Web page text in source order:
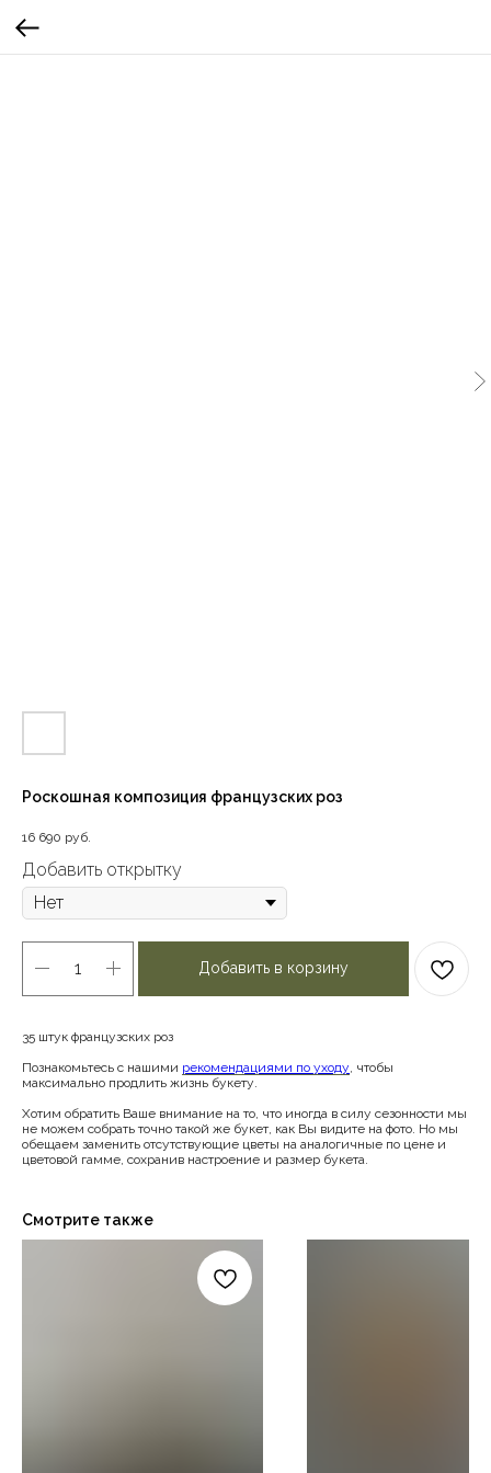
Роскошная композиция французских роз
16 690 руб.
Добавить открытку
Добавить в корзину
35 штук французских роз
Познакомьтесь с нашими рекомендациями по уходу , чтобы
максимально продлить жизнь букету.
Хотим обратить Ваше внимание на то, что иногда в силу сезонности мы
не можем собрать точно такой же букет, как Вы видите на фото. Но мы
обещаем заменить отсутствующие цветы на аналогичные по цене и
цветовой гамме, сохранив настроение и размер букета.
Смотрите также